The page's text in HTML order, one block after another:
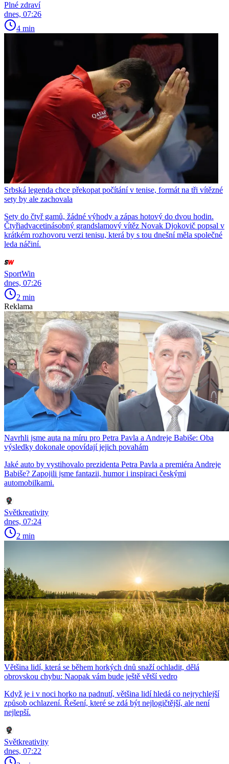
Plné zdraví
dnes, 07:26
4 min
Srbská legenda chce překopat počítání v tenise, formát na tři vítězné
sety by ale zachovala
Sety do čtyř gamů, žádné výhody a zápas hotový do dvou hodin.
Čtyřiadvacetinásobný grandslamový vítěz Novak Djokovič popsal v
krátkém rozhovoru verzi tenisu, která by s tou dnešní měla společné
leda náčiní.
SportWin
dnes, 07:26
2 min
Reklama
Navrhli jsme auta na míru pro Petra Pavla a Andreje Babiše: Oba
výsledky dokonale opovídají jejich povahám
Jaké auto by vystihovalo prezidenta Petra Pavla a premiéra Andreje
Babiše? Zapojili jsme fantazii, humor i inspiraci českými
automobilkami.
Světkreativity
dnes, 07:24
2 min
Většina lidí, která se během horkých dnů snaží ochladit, dělá
obrovskou chybu: Naopak vám bude ještě větší vedro
Když je i v noci horko na padnutí, většina lidí hledá co nejrychlejší
způsob ochlazení. Řešení, které se zdá být nejlogičtější, ale není
nejlepší.
Světkreativity
dnes, 07:22